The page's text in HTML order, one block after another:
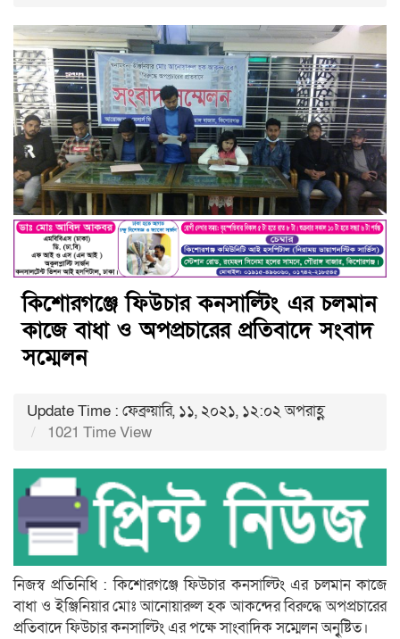
কিশোরগঞ্জে ফিউচার কনসাল্টিং এর চলমান
কাজে বাধা ও অপপ্রচারের প্রতিবাদে সংবাদ
সম্মেলন
Update Time : ফেব্রুয়ারি, ১১, ২০২১, ১২:০২ অপরাহ্ণ
1021 Time View
নিজস্ব প্রতিনিধি : কিশোরগঞ্জে ফিউচার কনসাল্টিং এর চলমান কাজে
বাধা ও ইঞ্জিনিয়ার মোঃ আনোয়ারুল হক আকন্দের বিরুদ্ধে অপপ্রচারের
প্রতিবাদে ফিউচার কনসাল্টিং এর পক্ষে সাংবাদিক সম্মেলন অনুৃষ্টিত।